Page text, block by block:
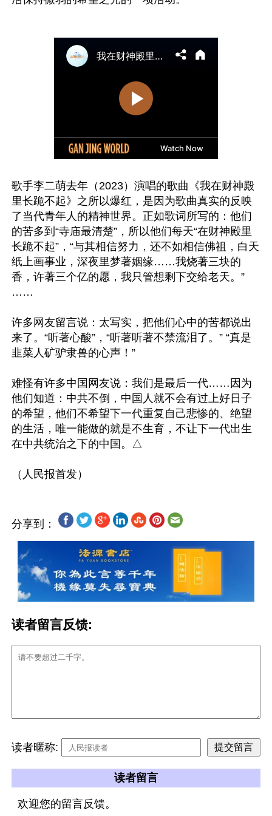
歌手李二萌去年（2023）演唱的歌曲《我在财神殿
里长跪不起》之所以爆红，是因为歌曲真实的反映
了当代青年人的精神世界。正如歌词所写的：他们
的苦多到“寺庙最清楚”，所以他们每天“在财神殿里
长跪不起”，“与其相信努力，还不如相信佛祖，白天
纸上画事业，深夜里梦著姻缘……我烧著三块的
香，许著三个亿的愿，我只管想剩下交给老天。”
……
许多网友留言说：太写实，把他们心中的苦都说出
来了。“听著心酸”，“听著听著不禁流泪了。” “真是
韭菜人矿驴隶兽的心声！”
难怪有许多中国网友说：我们是最后一代……因为
他们知道：中共不倒，中国人就不会有过上好日子
的希望，他们不希望下一代重复自己悲惨的、绝望
的生活，唯一能做的就是不生育，不让下一代出生
在中共统治之下的中国。△
分享到：
读者留言反馈:
读者暱称:
读者留言
欢迎您的留言反馈。